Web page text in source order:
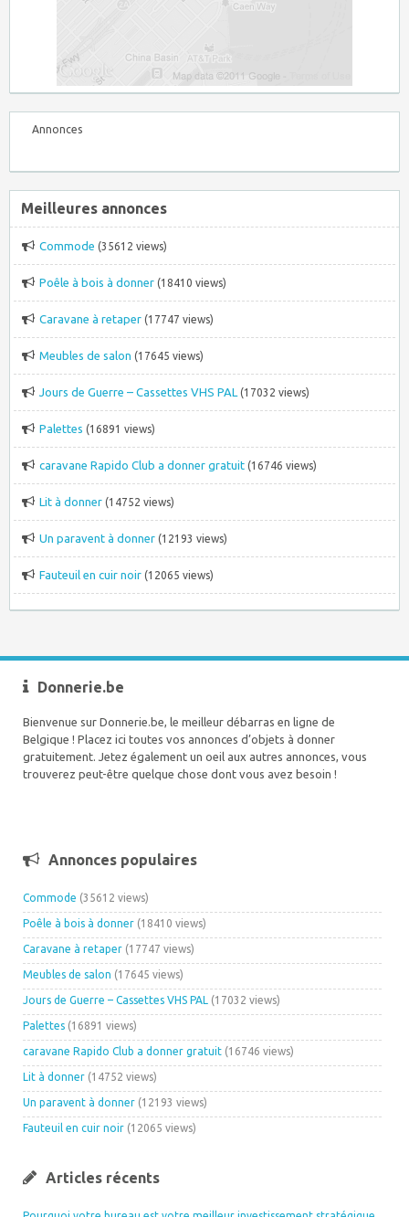
Annonces
Meilleures annonces
Commode (35612 views)
Poêle à bois à donner (18410 views)
Caravane à retaper (17747 views)
Meubles de salon (17645 views)
Jours de Guerre – Cassettes VHS PAL (17032 views)
Palettes (16891 views)
caravane Rapido Club a donner gratuit (16746 views)
Lit à donner (14752 views)
Un paravent à donner (12193 views)
Fauteuil en cuir noir (12065 views)
Donnerie.be
Bienvenue sur Donnerie.be, le meilleur débarras en ligne de
Belgique ! Placez ici toutes vos annonces d’objets à donner
gratuitement. Jetez également un oeil aux autres annonces, vous
trouverez peut-être quelque chose dont vous avez besoin !
Annonces populaires
Commode (35612 views)
Poêle à bois à donner (18410 views)
Caravane à retaper (17747 views)
Meubles de salon (17645 views)
Jours de Guerre – Cassettes VHS PAL (17032 views)
Palettes (16891 views)
caravane Rapido Club a donner gratuit (16746 views)
Lit à donner (14752 views)
Un paravent à donner (12193 views)
Fauteuil en cuir noir (12065 views)
Articles récents